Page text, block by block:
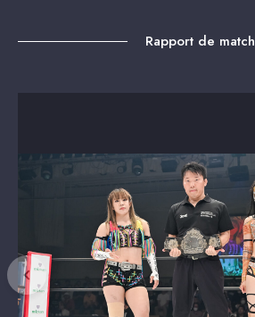
Rapport de match